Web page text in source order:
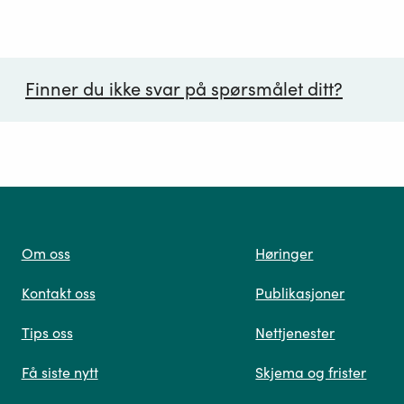
Finner du ikke svar på spørsmålet ditt?
oss
Om oss
Kontakt oss
Tips oss
Få siste nytt
Høringer
Publikasjoner
Nettjenester
Skjema og frister